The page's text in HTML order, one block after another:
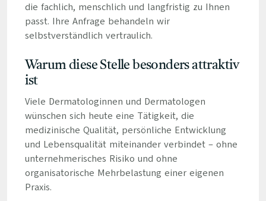
die fachlich, menschlich und langfristig zu Ihnen
passt. Ihre Anfrage behandeln wir
selbstverständlich vertraulich.
Warum diese Stelle besonders attraktiv
ist
Viele Dermatologinnen und Dermatologen
wünschen sich heute eine Tätigkeit, die
medizinische Qualität, persönliche Entwicklung
und Lebensqualität miteinander verbindet – ohne
unternehmerisches Risiko und ohne
organisatorische Mehrbelastung einer eigenen
Praxis.